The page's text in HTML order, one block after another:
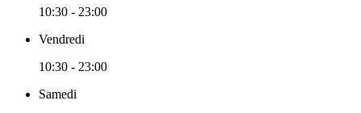
10:30 - 23:00
Vendredi
10:30 - 23:00
Samedi